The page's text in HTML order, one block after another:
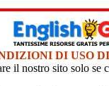
DI USO
il nostro sito solo se